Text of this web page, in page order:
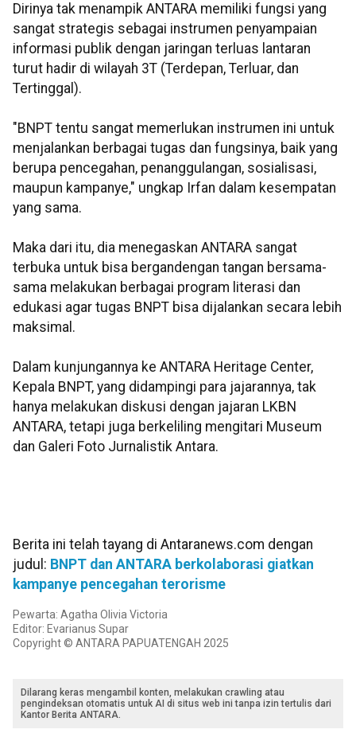
Dirinya tak menampik ANTARA memiliki fungsi yang
sangat strategis sebagai instrumen penyampaian
informasi publik dengan jaringan terluas lantaran
turut hadir di wilayah 3T (Terdepan, Terluar, dan
Tertinggal).
"BNPT tentu sangat memerlukan instrumen ini untuk
menjalankan berbagai tugas dan fungsinya, baik yang
berupa pencegahan, penanggulangan, sosialisasi,
maupun kampanye," ungkap Irfan dalam kesempatan
yang sama.
Maka dari itu, dia menegaskan ANTARA sangat
terbuka untuk bisa bergandengan tangan bersama-
sama melakukan berbagai program literasi dan
edukasi agar tugas BNPT bisa dijalankan secara lebih
maksimal.
Dalam kunjungannya ke ANTARA Heritage Center,
Kepala BNPT, yang didampingi para jajarannya, tak
hanya melakukan diskusi dengan jajaran LKBN
ANTARA, tetapi juga berkeliling mengitari Museum
dan Galeri Foto Jurnalistik Antara.
Berita ini telah tayang di Antaranews.com dengan
judul: BNPT dan ANTARA berkolaborasi giatkan
kampanye pencegahan terorisme
Pewarta: Agatha Olivia Victoria
Editor: Evarianus Supar
Copyright © ANTARA PAPUATENGAH 2025
Dilarang keras mengambil konten, melakukan crawling atau
pengindeksan otomatis untuk AI di situs web ini tanpa izin tertulis dari
Kantor Berita ANTARA.